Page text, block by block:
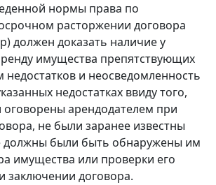
нормы права по
расторжении договора
должен доказать наличие у
имущества препятствующих
и неосведомленность
недостатках ввиду того,
арендодателем при
не были заранее известны
должны были быть обнаружены им
имущества или проверки его
заключении договора.